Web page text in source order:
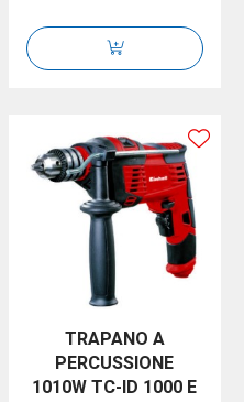
TRAPANO A
PERCUSSIONE
1010W TC-ID 1000 E